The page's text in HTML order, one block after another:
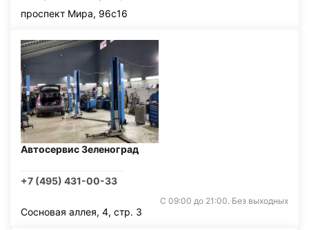
проспект Мира, 96с16
Автосервис Зеленоград
+7 (495) 431-00-33
С 09:00 до 21:00. Без выходных
Сосновая аллея, 4, стр. 3